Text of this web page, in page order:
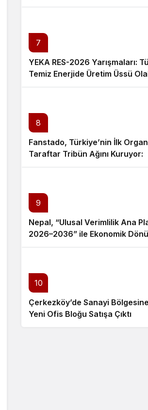
Buluşturuyor
7
YEKA RES-2026 Yarışmaları:
Temiz Enerjide Üretim Üssü
mi?
8
Fanstado, Türkiye’nin İlk
Taraftar Tribün Ağını Kuruyor:
İşletmeler İçin Başvurular
9
Nepal, “Ulusal Verimlilik Ana
2026–2036” ile Ekonomik
Sürecini Başlattı
10
Çerkezköy’de Sanayi
Yeni Ofis Bloğu Satışa Çıktı